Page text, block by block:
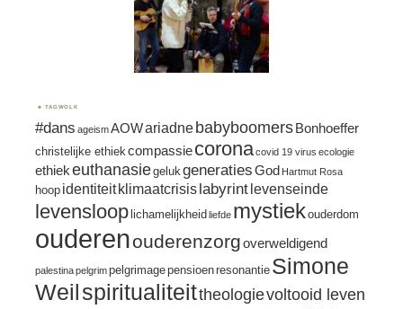
TAGWOLK
#dans ageismAOWariadne babyboomers Bonhoeffer
christelijke ethiekcompassiecoronacovid 19 virus ecologie
ethiekeuthanasiegelukgeneratiesGod Hartmut Rosa
hoop identiteit klimaatcrisislabyrint levenseinde
levensloop lichamelijkheid liefde mystiekouderdom
ouderenouderenzorgoverweldigend
palestinapelgrimpelgrimagepensioenresonantie Simone
Weil spiritualiteittheologievoltooid leven